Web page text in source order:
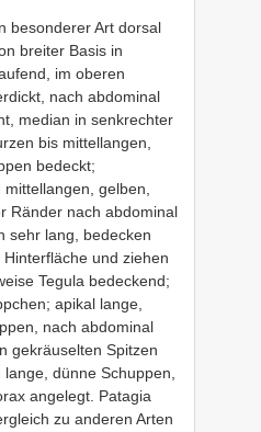
besonderer Art dorsal
breiter Basis in
im oberen
nach abdominal
median in senkrechter
bis mittellangen,
bedeckt;
gelben,
Ränder nach abdominal
sehr lang, bedecken
und ziehen
Tegula bedeckend;
apikal lange,
nach abdominal
gekräuselten Spitzen
dünne Schuppen,
angelegt. Patagia
zu anderen Arten